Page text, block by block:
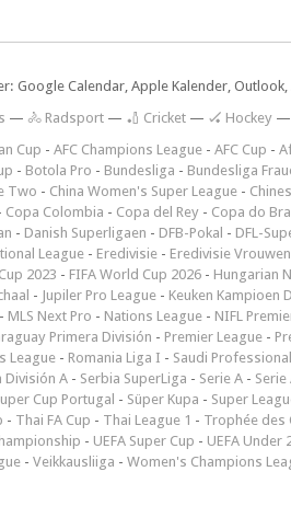
Google Calendar, Apple Kalender,
— 🚴 Radsport — 🏏 Cricket — 🏑 Hockey —
Cup - AFC Champions League - AFC Cup -
- Botola Pro - Bundesliga - Bundesliga
Two - China Women's Super League -
Copa Colombia - Copa del Rey - Copa do
- Danish Superligaen - DFB-Pokal - DFL-
League - Eredivisie - Eredivisie Vrouwen
2023 - FIFA World Cup 2026 - Hungarian
- Jupiler Pro League - Keuken Kampioen
- MLS Next Pro - Nations League - NIFL
Primera División - Premier League -
League - Romania Liga I - Saudi
División A - Serbia SuperLiga - Serie A - Serie
Cup Portugal - Süper Kupa - Super
- Thai FA Cup - Thai League 1 - Trophée des
- UEFA Super Cup - UEFA Under
- Veikkausliiga - Women's Champions